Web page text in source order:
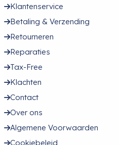
Klantenservice
Betaling & Verzending
Retourneren
Reparaties
Tax-Free
Klachten
Contact
Over ons
Algemene Voorwaarden
Cookiebeleid